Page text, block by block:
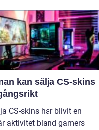
kan sälja CS-skins
CS-skins har blivit en
aktivitet bland gamers